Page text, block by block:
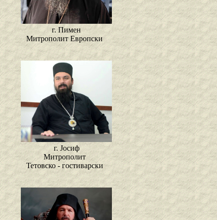
г. Пимен
Митрополит Европски
г. Јосиф
Митрополит
Тетовско - гостиварски